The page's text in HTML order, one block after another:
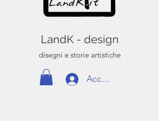
LandK - design
disegni e storie artistiche
Accedi